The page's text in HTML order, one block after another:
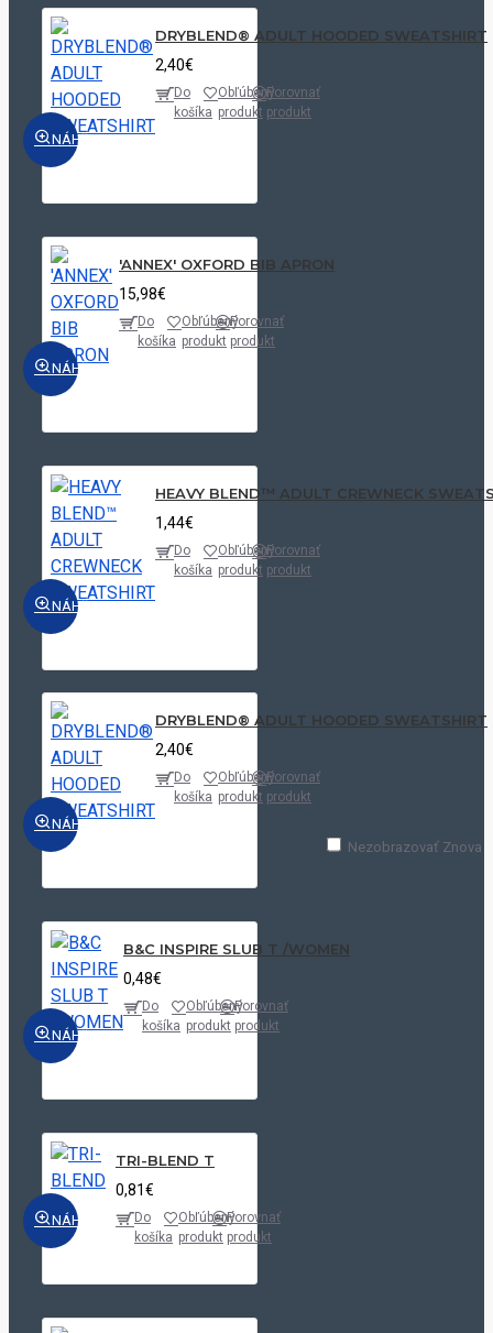
Nezobrazovať Znova
NÁHĽAD
DRYBLEND® ADULT HOODED SWEATSHIRT
2,40€
Do
košíka
Obľúbený
produkt
Porovnať
produkt
NÁHĽAD
'ANNEX' OXFORD BIB APRON
15,98€
Do
košíka
Obľúbený
produkt
Porovnať
produkt
NÁHĽAD
HEAVY BLEND™ ADULT CREWNECK
1,44€
Do
košíka
Obľúbený
produkt
Porovnať
produkt
NÁHĽAD
DRYBLEND® ADULT HOODED SWEATSHIRT
2,40€
Do
košíka
Obľúbený
produkt
Porovnať
produkt
NÁHĽAD
B&C INSPIRE SLUB T /WOMEN
0,48€
Do
košíka
Obľúbený
produkt
Porovnať
produkt
NÁHĽAD
TRI-BLEND T
0,81€
Do
košíka
Obľúbený
produkt
Porovnať
produkt